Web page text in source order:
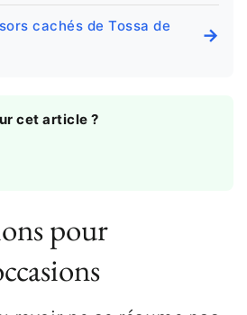
cachés de Tossa de
→
cet article ?
pour